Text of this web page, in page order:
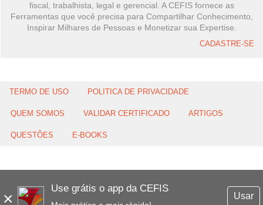
×
Use grátis o app da CEFIS
Usar
fiscal, trabalhista, legal e gerencial. A CEFIS fornece as
Ferramentas que você precisa para Compartilhar Conhecimento,
Inspirar Milhares de Pessoas e Monetizar sua Expertise.
CADASTRE-SE
TERMO DE USO POLITICA DE PRIVACIDADE
QUEM SOMOS VALIDAR CERTIFICADO ARTIGOS
QUESTÕES E-BOOKS